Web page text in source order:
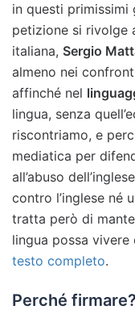
in questi primissimi
petizione si rivolge
italiana, Sergio
almeno nei
affinché nel
lingua, senza
riscontriamo, e
mediatica per
all’abuso
contro l’inglese né
tratta però di
lingua possa
testo completo.
Perché firmare?